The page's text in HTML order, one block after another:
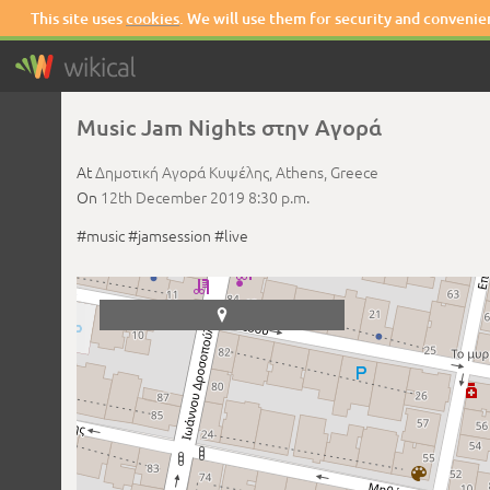
This site usescookies. We will use them for security and
Music Jam Nights στην Αγορά
AtΔημοτική Αγορά Κυψέλης, Athens, Greece
On 12th December 2019 8:30 p.m.
#music#jamsession #live
